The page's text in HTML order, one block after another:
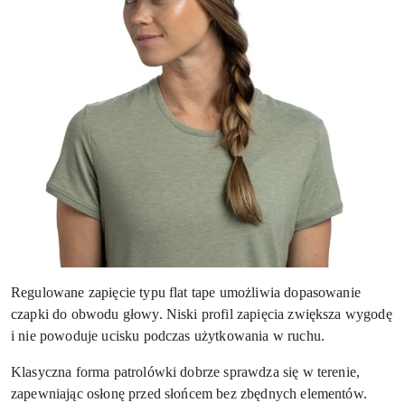
Regulowane zapięcie typu flat tape umożliwia dopasowanie
czapki do obwodu głowy. Niski profil zapięcia zwiększa wygodę
i nie powoduje ucisku podczas użytkowania w ruchu.
Klasyczna forma patrolówki dobrze sprawdza się w terenie,
zapewniając osłonę przed słońcem bez zbędnych elementów.